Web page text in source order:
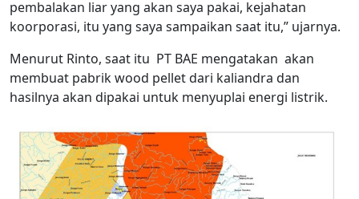
pembalakan liar yang akan saya pakai, kejahatan
koorporasi, itu yang saya sampaikan saat itu,” ujarnya.
Menurut Rinto, saat itu PT BAE mengatakan akan
membuat pabrik wood pellet dari kaliandra dan
hasilnya akan dipakai untuk menyuplai energi listrik.